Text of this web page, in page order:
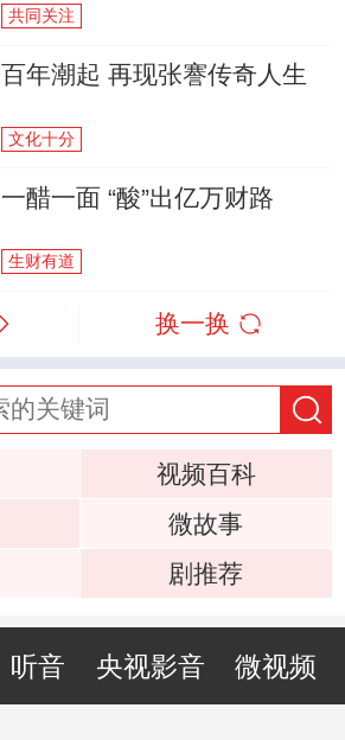
共同关注
百年潮起 再现张謇传奇人生
文化十分
一醋一面 “酸”出亿万财路
生财有道
换一换
视频百科
微故事
剧推荐
听音 央视影音 微视频